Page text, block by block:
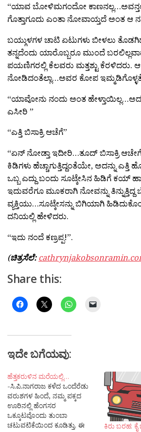
“ಯಾವ ಬೋಳಿಮಗಂದೋ
ಗೊತ್ತಾಗೂದು ಎಂತಾ ನೋವಾಯ್ತದೆ ಅಂತ ಆ
ಬಯ್ಗುಳಗಳ ಚಾಟಿ ಏಟುಗಳು ಬೀಳಲು
ತನ್ನದೆಂದು ಯಾರೊಬ್ಬರೂ ಮುಂದೆ
ಪಯಣಿಗರಲ್ಲಿ ಕೆಲವರು ಮತ್ತಶ್ಟು ಕೆರಳಿದರು. ಆ
ನೋಡಿದಂತೆಲ್ಲಾ…ಅವರ ಕೋಪ
“ಯಾವೋನು ನಂದು ಅಂತ
ಎಸೀರಿ ”
“ಎತ್ತಿ ಬಿಸಾಕ್ರಿ ಆಚೆಗೆ”
“ಏನ್ ನೋಡ್ತಾ ಇದೀರಿ…ತೂದ್ ಬಿಸಾಕ್ರಿ
ಕಿಡಿಗಳು ಹೆಚ್ಚಾಗುತ್ತಿದ್ದಂತೆಯೇ, ಅದನ್ನು
ಒಬ್ಬ ಎದ್ದು ಬಂದು ಸೂಟ್ಕೇಸಿನ ಹಿಡಿಗೆ ಕಯ್
ಇದುವರೆಗೂ ಮೂಕರಾಗಿ ನೋವನ್ನು
ವ್ಯಕ್ತಿಯು…ಸೂಟ್ಕೇಸನ್ನು ಬಿಗಿಯಾಗಿ
ದನಿಯಲ್ಲಿ ಹೇಳಿದರು.
“ಇದು ನಂದೆ ಕಣ್ರಪ್ಪ!”.
(ಚಿತ್ರಸೆಲೆ:
Share this:
ಇದೇ ಬಗೆಯವು:
ಹೆತ್ತಕರುಳಿನ ಮರೆಯಲ್ಲಿ…
-ಸಿ.ಪಿ.ನಾಗರಾಜ ಕಳೆದ ಒಂದೆರೆಡು
ವರುಶಗಳ ಹಿಂದೆ, ನಮ್ಮ ಪಕ್ಕದ
ಊರಿನಲ್ಲಿ ಹೆಂಗಸರ
ಒಕ್ಕೂಟವೊಂದು ತುಂಬಾ
ಚಟುವಟಿಕೆಯಿಂದ ಕೂಡಿತ್ತು. ಈ
ಕಿರು ಬರಹ: